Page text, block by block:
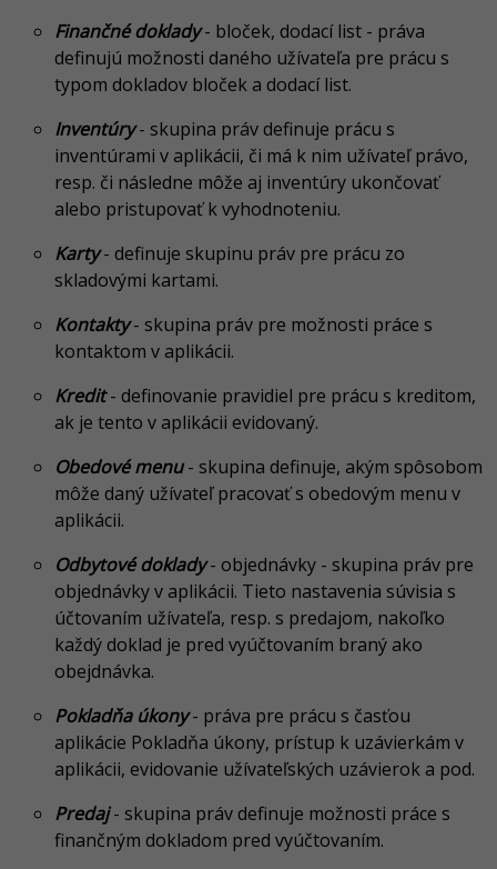
Finančné doklady- bloček, dodací list - práva
definujú možnosti daného užívateľa pre prácu s
typom dokladov bloček a dodací list.
Inventúry- skupina práv definuje prácu s
inventúrami v aplikácii, či má k nim užívateľ právo,
resp. či následne môže aj inventúry ukončovať
alebo pristupovať k vyhodnoteniu.
Karty- definuje skupinu práv pre prácu zo
skladovými kartami.
Kontakty- skupina práv pre možnosti práce s
kontaktom v aplikácii.
Kredit- definovanie pravidiel pre prácu s kreditom,
ak je tento v aplikácii evidovaný.
Obedové menu- skupina definuje, akým spôsobom
môže daný užívateľ pracovať s obedovým menu v
aplikácii.
Odbytové doklady- objednávky - skupina práv pre
objednávky v aplikácii. Tieto nastavenia súvisia s
účtovaním užívateľa, resp. s predajom, nakoľko
každý doklad je pred vyúčtovaním braný ako
obejdnávka.
Pokladňa úkony- práva pre prácu s časťou
aplikácie Pokladňa úkony, prístup k uzávierkám v
aplikácii, evidovanie užívateľských uzávierok a pod.
Predaj- skupina práv definuje možnosti práce s
finančným dokladom pred vyúčtovaním.